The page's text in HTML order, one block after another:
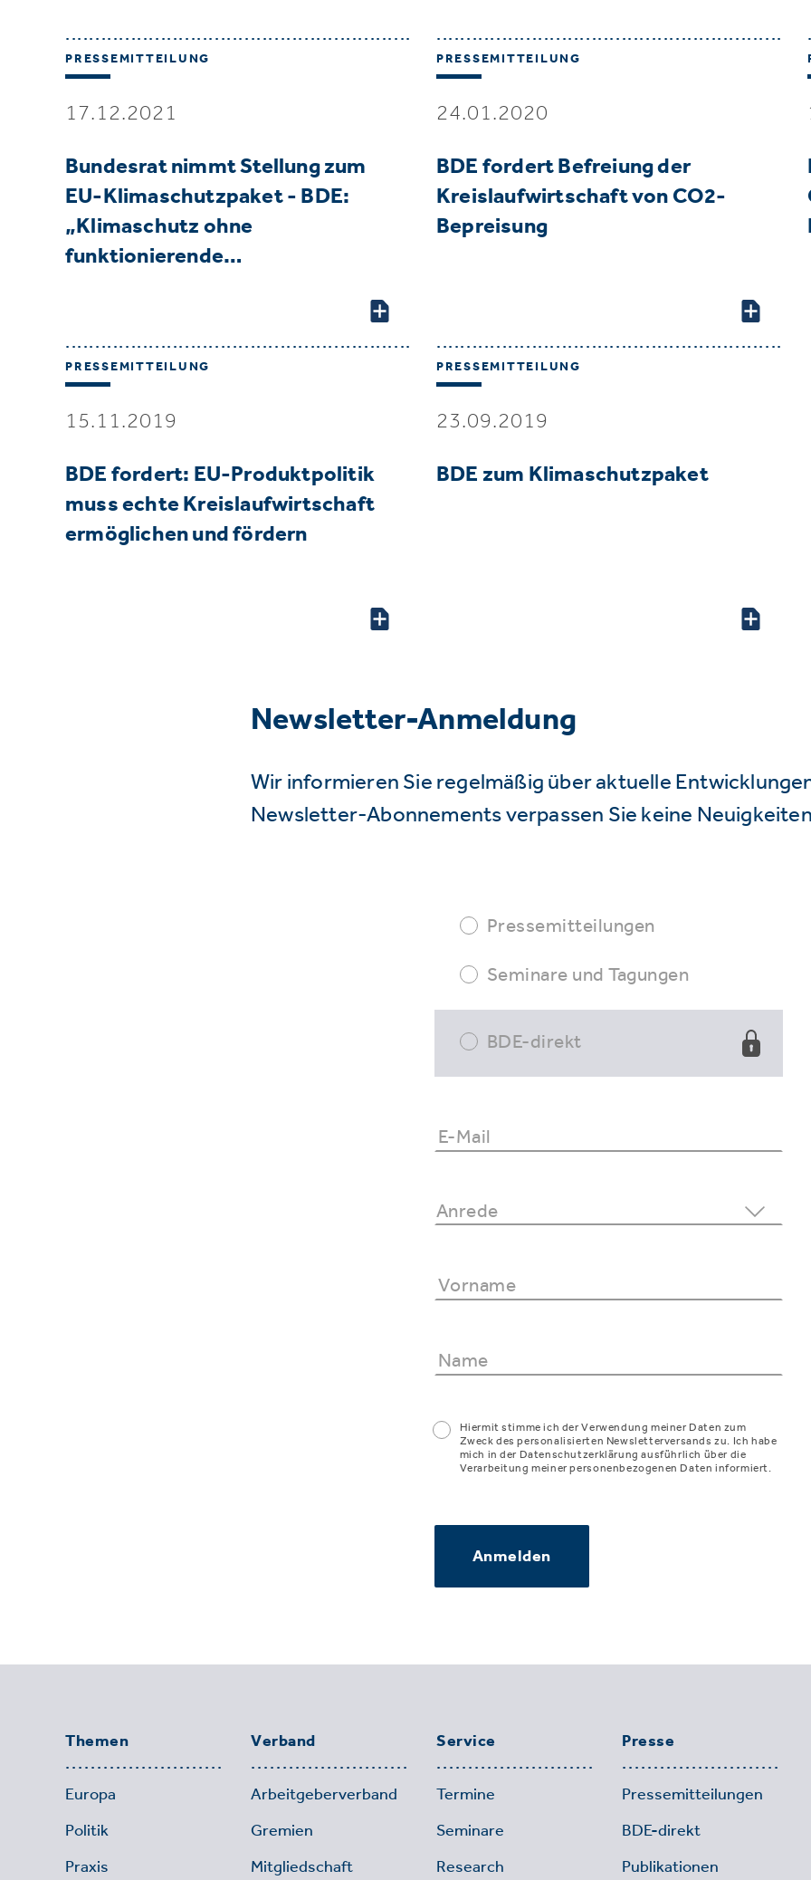
PRESSEMITTEILUNG
17.12.2021
Bundesrat nimmt Stellung zum
EU-Klimaschutzpaket - BDE:
„Klimaschutz ohne
funktionierende…
PRESSEMITTEILUNG
24.01.2020
BDE fordert Befreiung der
Kreislaufwirtschaft von CO2-
Bepreisung
PRESSEMITTEILUNG
15.11.2019
BDE fordert: EU-Produktpolitik
muss echte Kreislaufwirtschaft
ermöglichen und fördern
PRESSEMITTEILUNG
23.09.2019
BDE zum Klimaschutzpaket
Newsletter-Anmeldung
Wir informieren Sie regelmäßig über aktuelle
Newsletter-Abonnements verpassen Sie keine
Pressemitteilungen
Seminare und Tagungen
BDE-direkt
Hiermit stimme ich der Verwendung meiner Daten zum
Zweck des personalisierten Newsletterversands zu. Ich habe
mich in der Datenschutzerklärung ausführlich über die
Verarbeitung meiner personenbezogenen Daten informiert.
Anmelden
Themen
Europa
Politik
Praxis
Verband
Arbeitgeberverband
Gremien
Mitgliedschaft
Service
Termine
Seminare
Research
Presse
Pressemitteilungen
BDE-direkt
Publikationen